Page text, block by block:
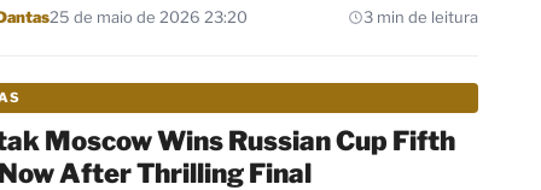
25 de maio de 2026 23:20 3 min de leitura
Moscow Wins Russian Cup Fifth
After Thrilling Final